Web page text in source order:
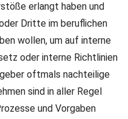
erlangt haben und
Dritte im beruflichen
wollen, um auf interne
oder interne Richtlinien
oftmals nachteilige
sind in aller Regel
und Vorgaben